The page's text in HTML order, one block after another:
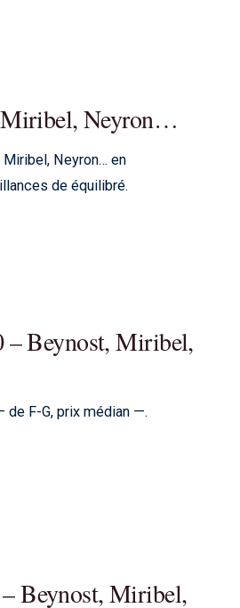
Miribel, Neyron…
Neyron… en
de équilibré.
– Beynost, Miribel,
F-G, prix médian —.
– Beynost, Miribel,